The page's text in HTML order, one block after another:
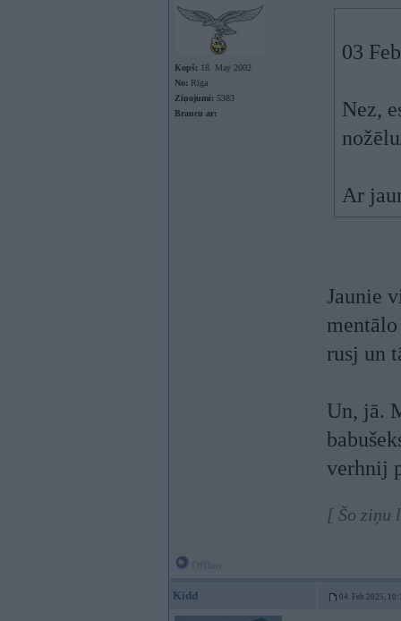
Kopš: 18. May 2002
No: Rīga
Ziņojumi: 5383
Braucu ar:
03
Nez,
Ar
Jaunie
rusj un
Un, jā.
verhnij
[ Šo ziņu
Kidd 04. Feb 2025,